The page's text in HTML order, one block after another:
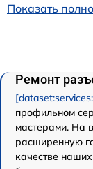
Показать
Ремонт
профильном
мастерами. На
расширенную
качестве